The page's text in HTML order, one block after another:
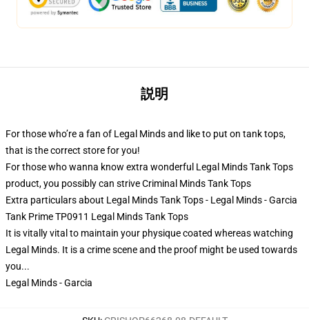
説明
For those who’re a fan of Legal Minds and like to put on tank tops,
that is the correct store for you!
For those who wanna know extra wonderful Legal Minds Tank Tops
product, you possibly can striveCriminal Minds Tank Tops
Extra particulars about Legal Minds Tank Tops - Legal Minds - Garcia
Tank Prime TP0911 Legal Minds Tank Tops
It is vitally vital to maintain your physique coated whereas watching
Legal Minds. It is a crime scene and the proof might be used towards
you...
Legal Minds - Garcia